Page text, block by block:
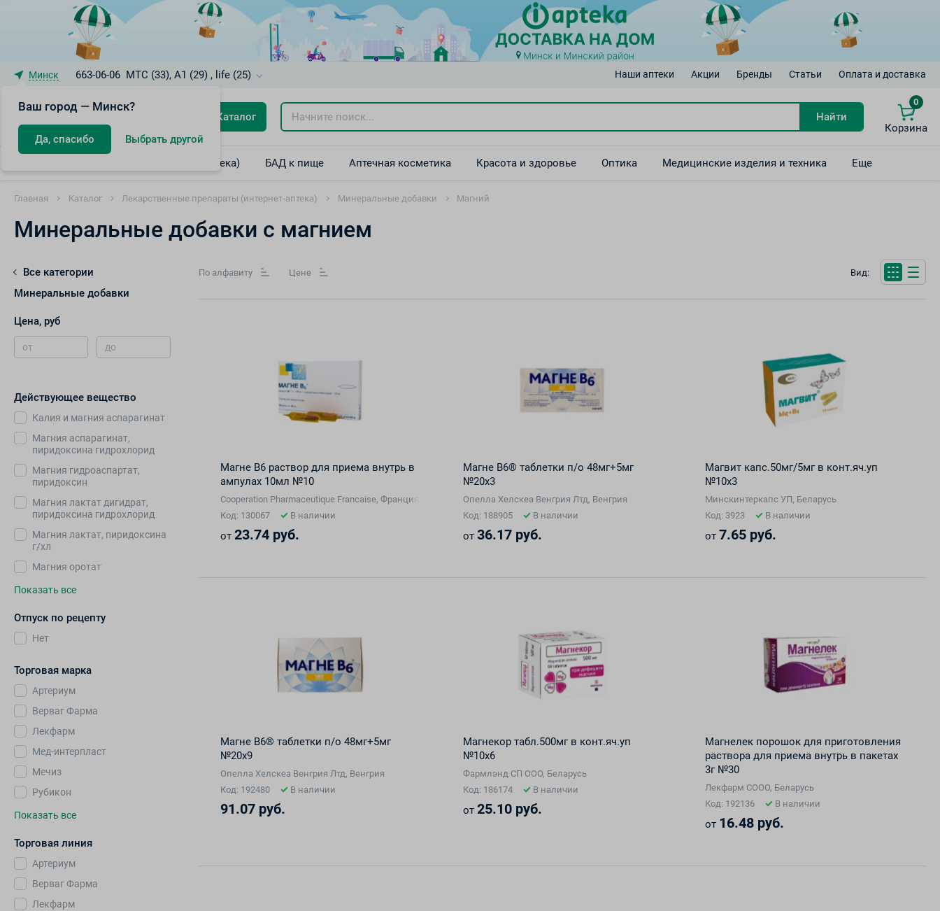
Минск
Ваш город — Минск?
Да, спасибо Выбрать другой
663-06-06 МТС (33), A1 (29) , life (25) Наши аптеки Акции Бренды Статьи Оплата и доставка
Каталог Найти
0
Корзина
Лекарственные препараты (интернет-аптека) БАД к пище Аптечная косметика Красота и здоровье Оптика Медицинские изделия и техника Еще
Главная Каталог Лекарственные препараты (интернет-аптека) Минеральные добавки Магний
Минеральные добавки с магнием
Все категории
Минеральные добавки
Цена, руб
от до
Действующее вещество
Калия и магния аспарагинат
Магния аспарагинат,
пиридоксина гидрохлорид
Магния гидроаспартат,
пиридоксин
Магния лактат дигидрат,
пиридоксина гидрохлорид
Магния лактат, пиридоксина
г/хл
Магния оротат
Показать все
Отпуск по рецепту
Нет
Торговая марка
Артериум
Верваг Фарма
Лекфарм
Мед-интерпласт
Мечиз
Рубикон
Показать все
Торговая линия
Артериум
Верваг Фарма
Лекфарм
По алфавиту Цене Вид:
Магне В6 раствор для приема внутрь в
ампулах 10мл №10
Cooperation Pharmaceutique Francaise, Франция
Код: 130067
В наличии
от23.74 руб.
Магне В6® таблетки п/о 48мг+5мг
№20х3
Опелла Хелскеа Венгрия Лтд, Венгрия
Код: 188905
В наличии
от 36.17 руб.
Магвит капс.50мг/5мг в конт.яч.уп
№10х3
Минскинтеркапс УП, Беларусь
Код: 3923
В наличии
от 7.65 руб.
Магне В6® таблетки п/о 48мг+5мг
№20х9
Опелла Хелскеа Венгрия Лтд, Венгрия
Код: 192480
В наличии
91.07 руб.
Магнекор табл.500мг в конт.яч.уп
№10х6
Фармлэнд СП ООО, Беларусь
Код: 186174
В наличии
от 25.10 руб.
Магнелек порошок для приготовления
раствора для приема внутрь в пакетах
3г №30
Лекфарм СООО, Беларусь
Код: 192136
В наличии
от 16.48 руб.